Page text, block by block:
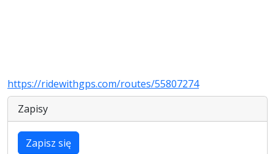
https://ridewithgps.com/routes/55807274
Zapisy
Zapisz się